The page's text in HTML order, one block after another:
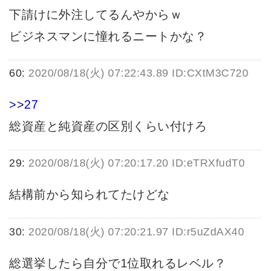
下請けに外注してるんやからｗ
ビジネスマンに憧れるニートかな？
60: 2020/08/18(火) 07:22:43.89 ID:CXtM3C720
>>27
総資産と純資産の区別くらい付けろ
29: 2020/08/18(火) 07:20:17.20 ID:eTRXfudT0
結構前から知られてたけどな
30: 2020/08/18(火) 07:20:21.97 ID:r5uZdAX40
総選挙したら自分で1位取れるレベル？